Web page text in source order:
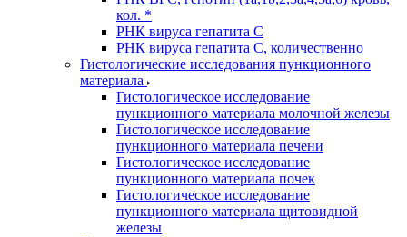
кол. *
РНК вируса гепатита C
РНК вируса гепатита C, количественно
Гистологические исследования пункционного
материала
Гистологическое исследование
пункционного материала молочной железы
Гистологическое исследование
пункционного материала печени
Гистологическое исследование
пункционного материала почек
Гистологическое исследование
пункционного материала щитовидной
железы